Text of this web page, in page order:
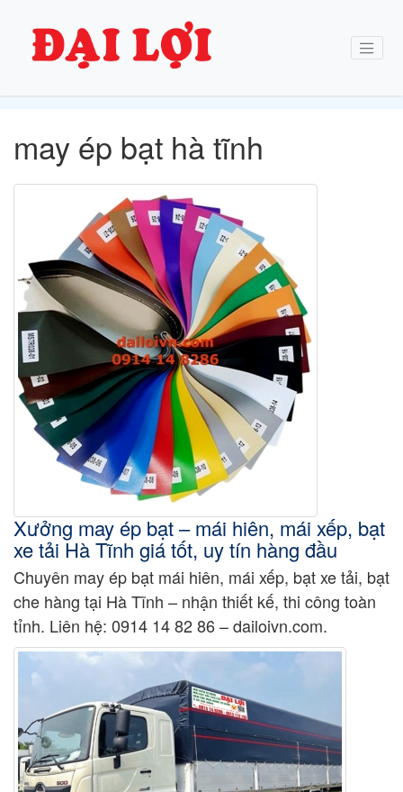
may ép bạt hà tĩnh
Xưởng may ép bạt – mái hiên, mái xếp, bạt
xe tải Hà Tĩnh giá tốt, uy tín hàng đầu
Chuyên may ép bạt mái hiên, mái xếp, bạt xe tải, bạt
che hàng tại Hà Tĩnh – nhận thiết kế, thi công toàn
tỉnh. Liên hệ: 0914 14 82 86 – dailoivn.com.